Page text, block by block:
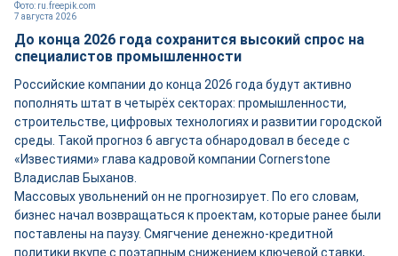
7 августа 2026
Фото: ru.freepik.com
До конца 2026 года сохранится высокий спрос на
специалистов промышленности
Российские компании до конца 2026 года будут активно
пополнять штат в четырёх секторах: промышленности,
строительстве, цифровых технологиях и развитии городской
среды. Такой прогноз 6 августа обнародовал в беседе с
«Известиями» глава кадровой компании Cornerstone
Владислав Быханов.
Массовых увольнений он не прогнозирует. По его словам,
бизнес начал возвращаться к проектам, которые ранее были
поставлены на паузу. Смягчение денежно-кредитной
политики вкупе с поэтапным снижением ключевой ставки,